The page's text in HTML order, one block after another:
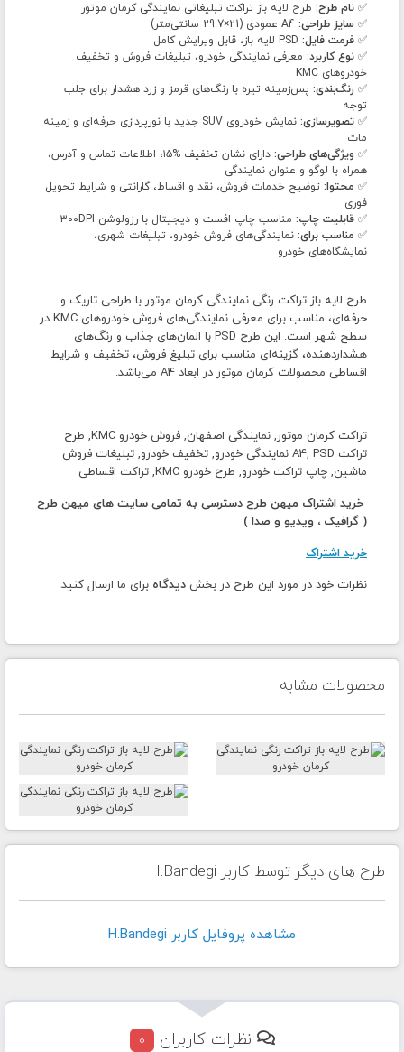
✅ نام طرح: طرح لایه باز تراکت تبلیغاتی نمایندگی کرمان موتور
✅ سایز طراحی:
✅ فرمت فایل:
✅ نوع کاربرد: معرفی نمایندگی خودرو، تبلیغات فروش و تخفیف
خودروهای KMC
✅ رنگ‌بندی: پس‌زمینه تیره با رنگ‌های قرمز و زرد هشدار برای جلب
توجه
✅ تصویرسازی:
نمایش خودروی SUV جدید با نورپردازی حرفه‌ای و زمینه
مات
✅ ویژگی‌های طراحی:
دارای نشان تخفیف %۱۵، اطلاعات تماس و آدرس،
همراه با لوگو و عنوان نمایندگی
✅ محتوا: توضیح خدمات فروش، نقد و اقساط، گارانتی و شرایط تحویل
فوری
✅ قابلیت چاپ: مناسب چاپ افست و دیجیتال با رزولوشن ۳۰۰DPI
✅ مناسب برای: نمایندگی‌های فروش خودرو، تبلیغات شهری،
نمایشگاه‌های خودرو
طرح لایه باز تراکت رنگی نمایندگی کرمان موتور با طراحی تاریک و
حرفه‌ای، مناسب برای معرفی نمایندگی‌های فروش خودروهای KMC در
سطح شهر است. این طرح PSD با المان‌های جذاب و رنگ‌های
هشداردهنده، گزینه‌ای مناسب برای تبلیغ فروش، تخفیف و شرایط
اقساطی محصولات کرمان موتور در ابعاد A4 می‌باشد.
تراکت کرمان موتور, نمایندگی اصفهان, فروش خودرو KMC, طرح
تراکت A4, PSD نمایندگی خودرو, تخفیف خودرو, تبلیغات فروش
ماشین, چاپ تراکت خودرو, طرح خودرو KMC, تراکت اقساطی
خرید اشتراک میهن طرح دسترسی به تمامی سایت های میهن طرح
( گرافیک ، ویدیو و صدا )
خرید اشتراک
نظرات خود در مورد این طرح در بخش دیدگاه برای ما ارسال کنید.
محصولات مشابه
طرح های دیگر توسط کاربر H.Bandegi
مشاهده پروفايل کاربر H.Bandegi
نظرات کاربران 0